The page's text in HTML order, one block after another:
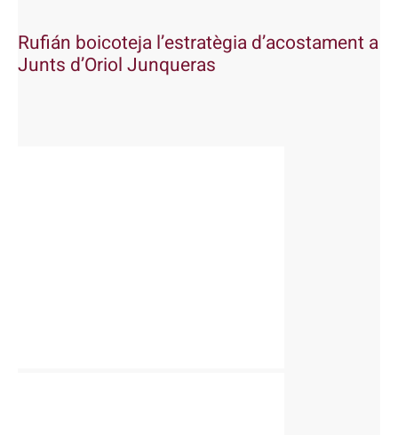
Rufián boicoteja l’estratègia d’acostament a
Junts d’Oriol Junqueras